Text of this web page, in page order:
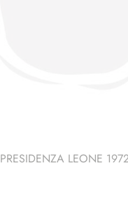
PRESIDENZA LEONE